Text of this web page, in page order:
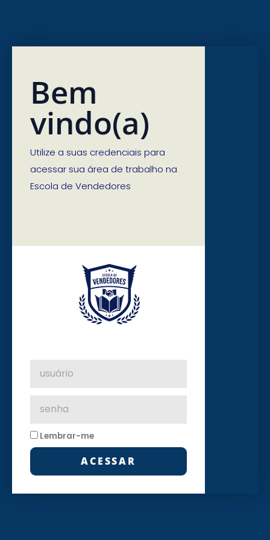
Bem
vindo(a)
Utilize a suas credenciais para
acessar sua área de trabalho na
Escola de Vendedores
Lembrar-me
ACESSAR